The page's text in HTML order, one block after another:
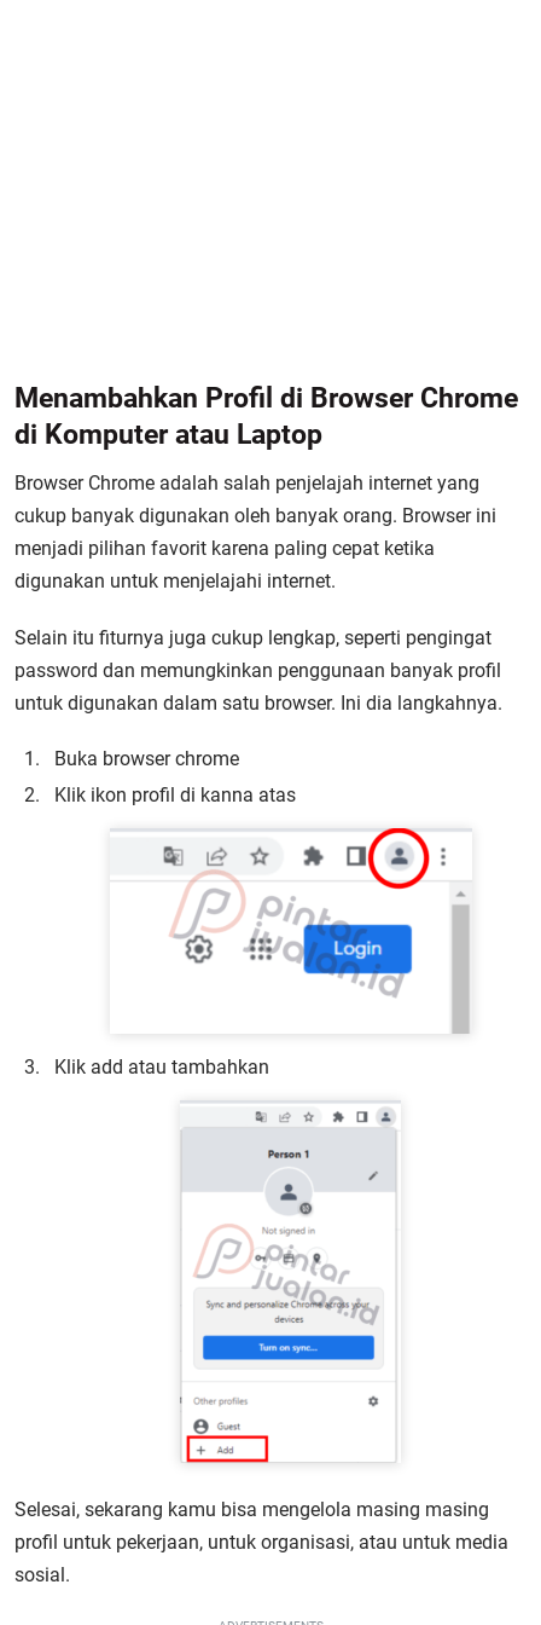
Menambahkan Profil di Browser Chrome
di Komputer atau Laptop
Browser Chrome adalah salah penjelajah internet yang
cukup banyak digunakan oleh banyak orang. Browser ini
menjadi pilihan favorit karena paling cepat ketika
digunakan untuk menjelajahi internet.
Selain itu fiturnya juga cukup lengkap, seperti pengingat
password dan memungkinkan penggunaan banyak profil
untuk digunakan dalam satu browser. Ini dia langkahnya.
Buka browser chrome
Klik ikon profil di kanna atas
Klik add atau tambahkan
Selesai, sekarang kamu bisa mengelola masing masing
profil untuk pekerjaan, untuk organisasi, atau untuk media
sosial.